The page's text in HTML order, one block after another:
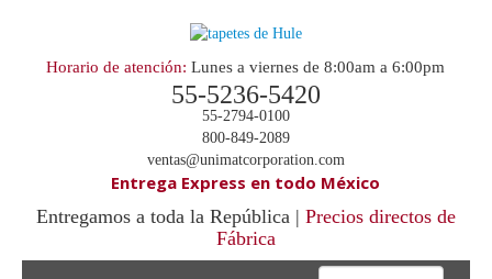
Horario de atención: Lunes a viernes de 8:00am a 6:00pm
55-5236-5420
55-2794-0100
800-849-2089
ventas@unimatcorporation.com
Entrega Express en todo México
Entregamos a toda la República | Precios directos de
Fábrica